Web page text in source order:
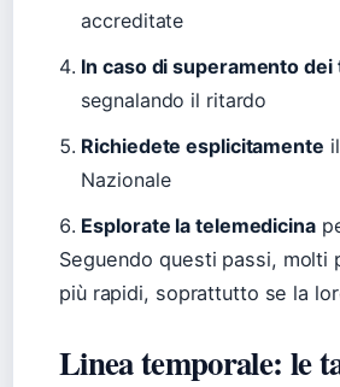
accreditate
In caso di superamento dei
segnalando il ritardo
Richiedete esplicitamente
Nazionale
Esplorate la telemedicina
Seguendo questi passi,
più rapidi, soprattutto se la
Linea temporale: le